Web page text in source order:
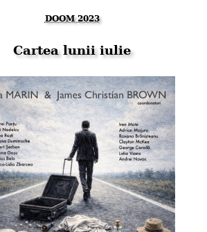
DOOM 2023
Cartea lunii iulie